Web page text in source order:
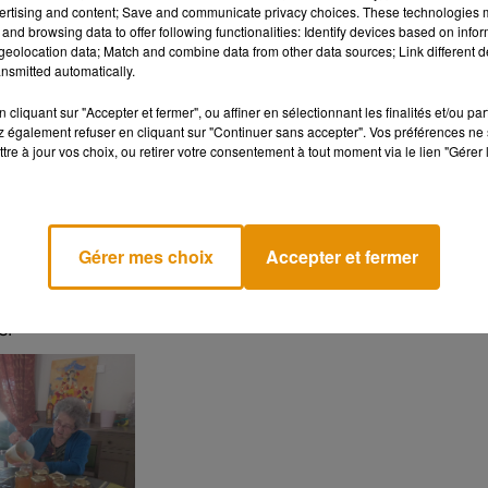
L’objectif étant que les résidents qui ne peuvent pas
l'ascenseur et se promène une fois par mois dans les
aux personnes qui acceptent sa venue à leurs côtés.
peuvent aussi manger en compagnie de poissons,
réfectoire. Trois ruches ont aussi été installées dans le jardin
âgées. Les retraités sont unanimement ravis de ces
:
procure de la joie et du bonheur aux résidents. En
and content; Save and communicate privacy choices. These technologies
browsing data to offer following functionalities: Identify devices based on
data; Match and combine data from other data sources; Link different
automatically.
cliquant sur "Accepter et fermer", ou affiner en sélectionnant les finalités et/ou
également refuser en cliquant sur "Continuer sans accepter". Vos préférences
à jour vos choix, ou retirer votre consentement à tout moment via le lien
Gérer mes choix Accepter et fermer